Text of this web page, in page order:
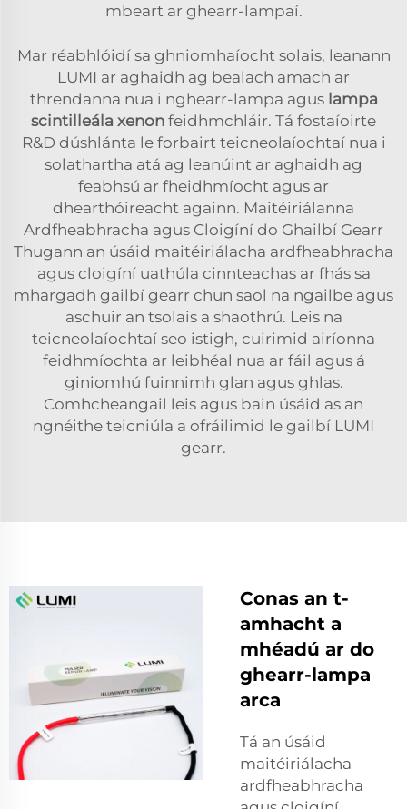
mbeart ar ghearr-lampaí.
Mar réabhlóidí sa ghniomhaíocht solais, leanann
LUMI ar aghaidh ag bealach amach ar
threndanna nua i nghearr-lampa agus lampa
scintilleála xenon feidhmchláir. Tá fostaíoirte
R&D dúshlánta le forbairt teicneolaíochtaí nua i
solathartha atá ag leanúint ar aghaidh ag
feabhsú ar fheidhmíocht agus ar
dhearthóireacht againn. Maitéiriálanna
Ardfheabhracha agus Cloigíní do Ghailbí Gearr
Thugann an úsáid maitéiriálacha ardfheabhracha
agus cloigíní uathúla cinnteachas ar fhás sa
mhargadh gailbí gearr chun saol na ngailbe agus
aschuir an tsolais a shaothrú. Leis na
teicneolaíochtaí seo istigh, cuirimid airíonna
feidhmíochta ar leibhéal nua ar fáil agus á
giniomhú fuinnimh glan agus ghlas.
Comhcheangail leis agus bain úsáid as an
ngnéithe teicniúla a ofráilimid le gailbí LUMI
gearr.
Conas an t-
amhacht a
mhéadú ar do
ghearr-lampa
arca
Tá an úsáid
maitéiriálacha
ardfheabhracha